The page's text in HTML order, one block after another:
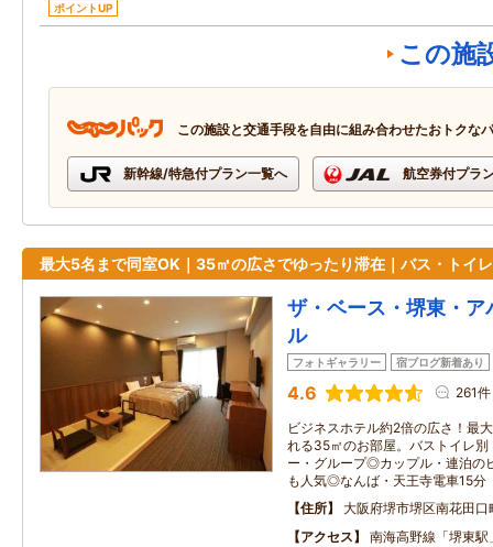
ポイントUP
この施
この施設と交通手段を自由に組み合わせたおトクな
新幹線/特急付プラン一覧へ 航空券付プラ
最大5名まで同室OK｜35㎡の広さでゆったり滞在｜バス・トイ
ザ・ベース・堺東・ア
ル
フォトギャラリー 宿ブログ新着あり
4.6 261件
ビジネスホテル約2倍の広さ！最
れる35㎡のお部屋。バストイレ
ー・グループ◎カップル・連泊の
も人気◎なんば・天王寺電車15分
住所
大阪府堺市堺区南花田口
アクセス
南海高野線「堺東